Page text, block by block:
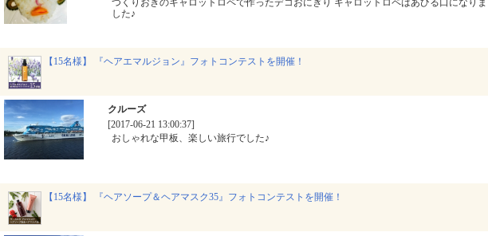
つくりおきのキャロットロペで作ったデコおにぎり キャロットロペはあひる口になりま
した♪
【15名様】 『ヘアエマルジョン』フォトコンテストを開催！
クルーズ
[2017-06-21 13:00:37]
おしゃれな甲板、楽しい旅行でした♪
【15名様】 『ヘアソープ＆ヘアマスク35』フォトコンテストを開催！